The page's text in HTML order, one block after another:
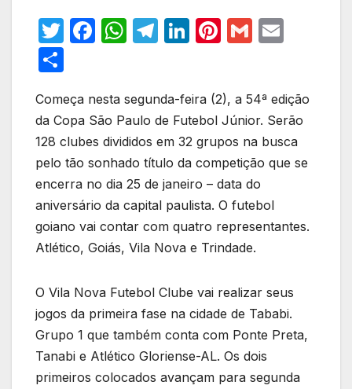
T
er
F
e
b
o
o
k
W
s
A
p
p
T
gr
a
m
Li
e
dI
n
Pi
e
st
G
ar
e
Começa nesta segunda-feira (2), a 54ª edição
da Copa São Paulo de Futebol Júnior. Serão
128 clubes divididos em 32 grupos na busca
pelo tão sonhado título da competição que se
encerra no dia 25 de janeiro – data do
aniversário da capital paulista. O futebol
goiano vai contar com quatro representantes.
Atlético, Goiás, Vila Nova e Trindade.
O Vila Nova Futebol Clube vai realizar seus
jogos da primeira fase na cidade de Tababi.
Grupo 1 que também conta com Ponte Preta,
Tanabi e Atlético Gloriense-AL. Os dois
primeiros colocados avançam para segunda